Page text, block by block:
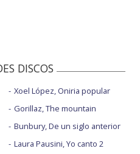
DISCOS
Xoel López, Oniria popular
Gorillaz, The mountain
Bunbury, De un siglo anterior
Laura Pausini, Yo canto 2